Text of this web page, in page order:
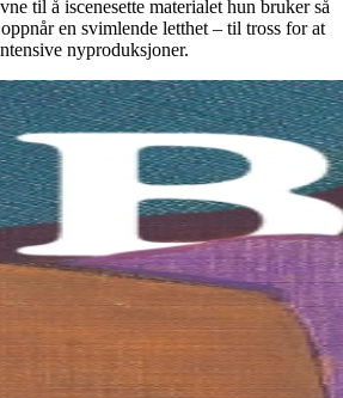
til å iscenesette materialet hun bruker så
oppnår en svimlende letthet – til tross for at
nyproduksjoner.